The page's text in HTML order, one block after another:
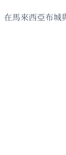
馬來西亞布